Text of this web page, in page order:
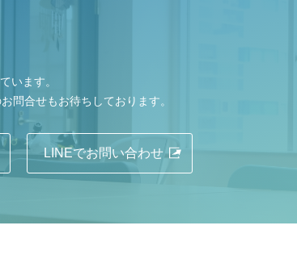
います。
問合せもお待ちしております。
LINEでお問い合わせ